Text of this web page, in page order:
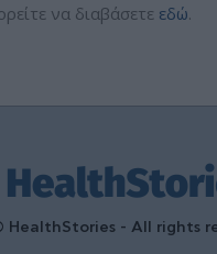
να διαβάσετε εδώ.
HealthStories - All rights